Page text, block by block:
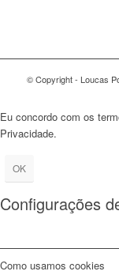
© Copyright - Loucas
Eu concordo com os
Privacidade.
OK
Configurações
Como usamos cookies